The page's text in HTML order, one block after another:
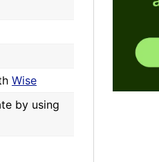
Wise
by using